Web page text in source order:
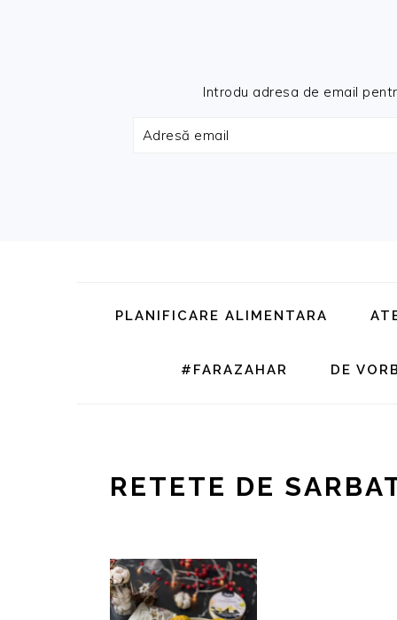
Introdu adresa de email
Adresă
PLANIFICARE ALIMENTARA
#FARAZAHAR DE
RETETE DE